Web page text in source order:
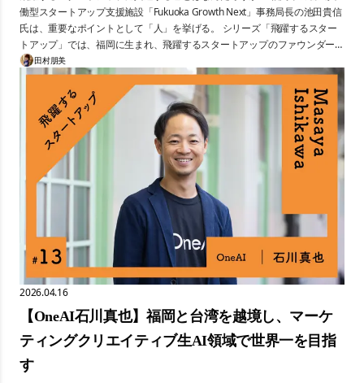
働型スタートアップ支援施設「Fukuoka Growth Next」事務局長の池田貴信
氏は、重要なポイントとして「人」を挙げる。 シリーズ「飛躍するスター
トアップ」では、福岡に生まれ、飛躍するスタートアップのファウンダー、
その「人」に迫る。 第14回は、行動データプラットフォームを通して店舗
と消費者の両面でサービスを展開する「toypo」の企画・開発・運用を行
う、株式会社トイポの村岡拓也氏。人の行動を促して店舗や地域を活性化さ
せたいと語る村岡氏に、トイポの創業理由や目指したい世界観を伺った。
田村朋美
2026.04.16
【OneAI石川真也】福岡と台湾を越境し、マーケ
ティングクリエイティブ生AI領域で世界一を目指
す